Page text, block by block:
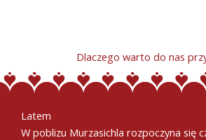
Dlaczego warto do nas
Latem
W poblizu Murzasichla rozpoczyna się